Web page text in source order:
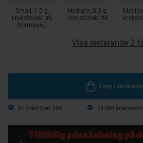
Small, 1.5 g,
krokstorlek: #6
(Kampanj)
Medium, 0.3 g,
krokstorlek: #4
Visa resterande 2
Lägg i
Fri frakt över 699 24-48h leveranstid